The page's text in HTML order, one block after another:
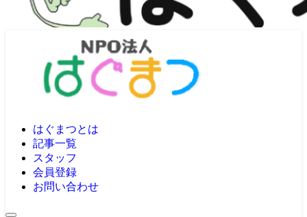
はぐまつとは
記事一覧
スタッフ
会員登録
お問い合わせ